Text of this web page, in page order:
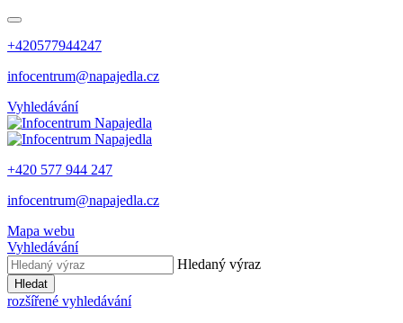
+420577944247
infocentrum@napajedla.cz
Vyhledávání
+420 577 944 247
infocentrum@napajedla.cz
Mapa webu
Vyhledávání
Hledaný výraz
Hledat
rozšířené vyhledávání